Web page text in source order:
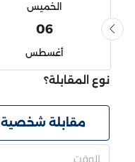
الخميس
06
أغسطس
نوع المقابلة؟
مقابلة شخصية